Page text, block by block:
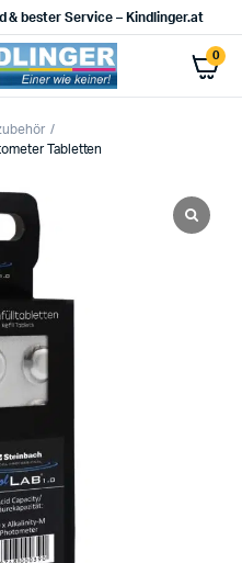
& bester Service – Kindlinger.at
0
Tabletten